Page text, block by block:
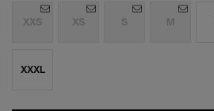
XXS XS S M
XXXL